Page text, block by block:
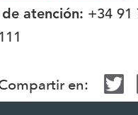
atención: +34 91
en: